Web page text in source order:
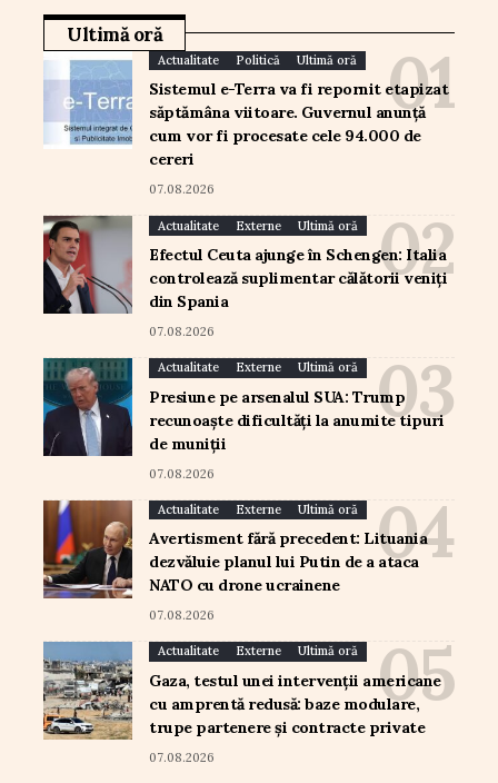
Ultimă oră
Actualitate Politică Ultimă oră
Sistemul e-Terra va fi repornit etapizat
săptămâna viitoare. Guvernul anunță
cum vor fi procesate cele 94.000 de
cereri
07.08.2026
Actualitate Externe Ultimă oră
Efectul Ceuta ajunge în Schengen: Italia
controlează suplimentar călătorii veniți
din Spania
07.08.2026
Actualitate Externe Ultimă oră
Presiune pe arsenalul SUA: Trump
recunoaște dificultăți la anumite tipuri
de muniții
07.08.2026
Actualitate Externe Ultimă oră
Avertisment fără precedent: Lituania
dezvăluie planul lui Putin de a ataca
NATO cu drone ucrainene
07.08.2026
Actualitate Externe Ultimă oră
Gaza, testul unei intervenții americane
cu amprentă redusă: baze modulare,
trupe partenere și contracte private
07.08.2026